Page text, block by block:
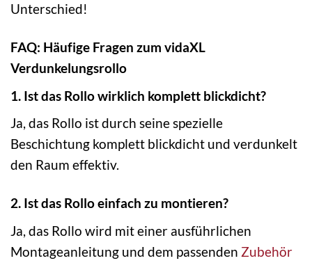
Unterschied!
FAQ: Häufige Fragen zum vidaXL
Verdunkelungsrollo
1. Ist das Rollo wirklich komplett blickdicht?
Ja, das Rollo ist durch seine spezielle
Beschichtung komplett blickdicht und verdunkelt
den Raum effektiv.
2. Ist das Rollo einfach zu montieren?
Ja, das Rollo wird mit einer ausführlichen
Montageanleitung und dem passenden Zubehör